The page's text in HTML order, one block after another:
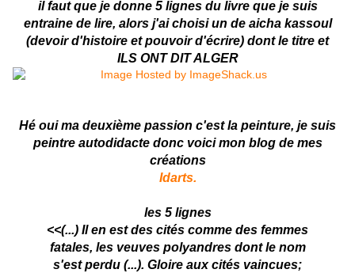
il faut que je donne 5 lignesdu livre que je suis
entrainede lire, alors j'ai choisi un de aicha kassoul
(devoir d'histoire et pouvoir d'écrire) dont le titre et
ILS ONT DIT ALGER
Hé oui ma deuxième passion c'est la peinture, je suis
peintre autodidacte donc voici mon blog de mes
créations
Idarts.
les 5 lignes
<<(...) Il en est des cités comme des femmes
fatales, les veuves polyandres dont le nom
s'est perdu (...). Gloire aux cités vaincues;